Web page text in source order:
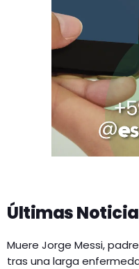
Últimas
Muere Jorge Messi,
tras una larga